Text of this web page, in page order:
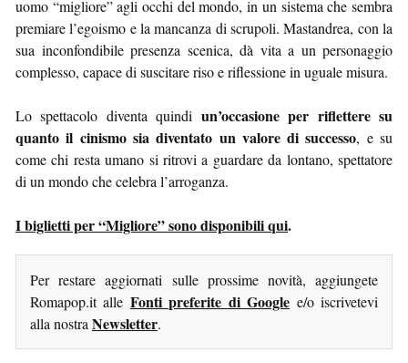
uomo “migliore” agli occhi del mondo, in un sistema che sembra
premiare l’egoismo e la mancanza di scrupoli. Mastandrea, con la
sua inconfondibile presenza scenica, dà vita a un personaggio
complesso, capace di suscitare riso e riflessione in uguale misura.
Lo spettacolo diventa quindi un’occasione per riflettere su
quanto il cinismo sia diventato un valore di successo, e su
come chi resta umano si ritrovi a guardare da lontano, spettatore
di un mondo che celebra l’arroganza.
I biglietti per “Migliore” sono disponibili qui.
Per restare aggiornati sulle prossime novità, aggiungete
Romapop.it alle Fonti preferite di Google e/o iscrivetevi
alla nostra Newsletter.